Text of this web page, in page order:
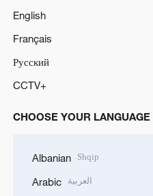
English
Français
Русский
CCTV+
CHOOSE YOUR LANGUAGE
Albanian Shqip
Arabic العربية